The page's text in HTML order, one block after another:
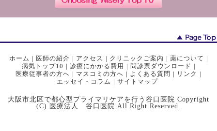
ホーム | 医師の紹介 | アクセス | クリニックご案内 | 薬について |
病気トップ10 | 診療にかかる費用 | 問診票ダウンロード |
医療従事者の方へ | マスコミの方へ | よくある質問 | リンク |
エッセイ・コラム | サイトマップ
大阪市北区で都心型プライマリケアを行う谷口医院 Copyright
(C) 医療法人 谷口医院 All Right Reserved.